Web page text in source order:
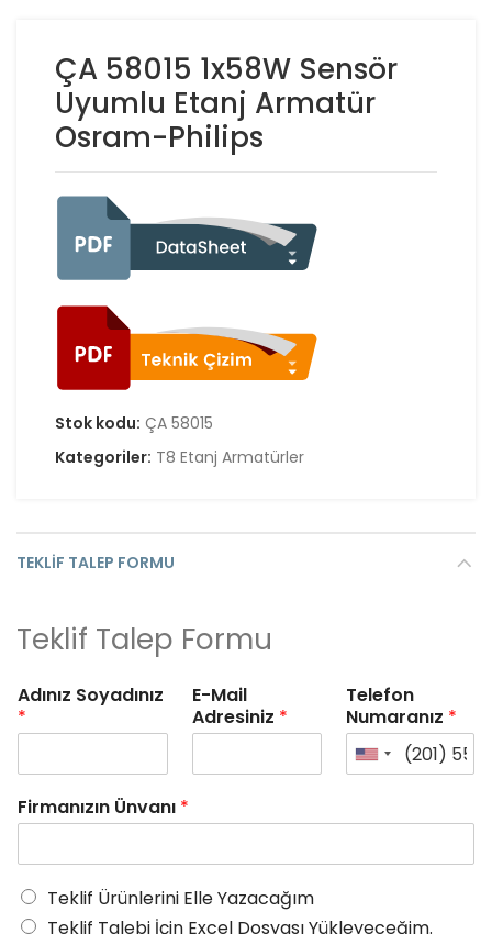
ÇA 58015 1x58W Sensör
Uyumlu Etanj Armatür
Osram-Philips
Stok kodu: ÇA 58015
Kategoriler: T8 Etanj Armatürler
TEKLIF TALEP FORMU
Teklif Talep Formu
Adınız Soyadınız
*
E-Mail
Adresiniz *
Telefon
Numaranız *
Firmanızın Ünvanı *
Teklif Ürünlerini Elle Yazacağım
Teklif Talebi İçin Excel Dosyası Yükleyeceğim.